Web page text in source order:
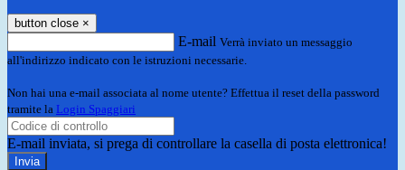
button close ×
E-mail Verrà inviato un messaggio
all'indirizzo indicato con le istruzioni necessarie.
Non hai una e-mail associata al nome utente? Effettua il reset della password
tramite la Login Spaggiari
E-mail inviata, si prega di controllare la casella di posta elettronica!